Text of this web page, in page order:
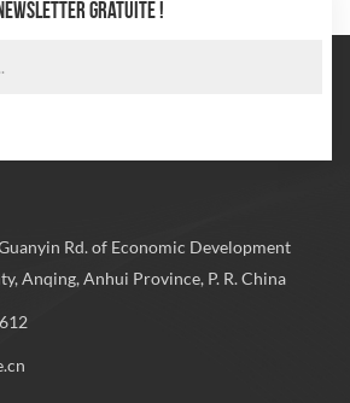
GRATUITE !
Rd. of Economic Development
Anqing, Anhui Province, P. R. China